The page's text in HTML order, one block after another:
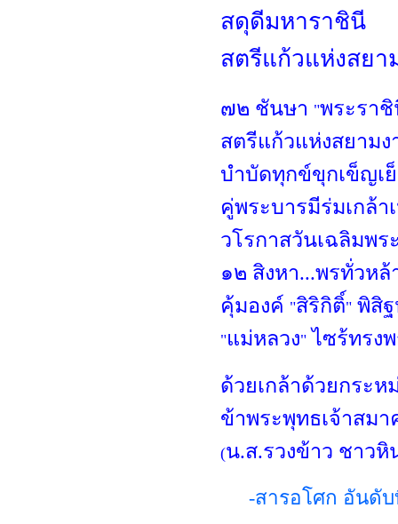
สดุดีมหาราชินี
สตรีแก้วแห่งสยา
๗๒ ชันษา "พระรา
สตรีแก้วแห่งสยาม
บำบัดทุกข์ขุกเข็ญเ
คู่พระบารมีร่มเกล้า
วโรกาสวันเฉลิมพ
๑๒ สิงหา...พรทั่วหล้
คุ้มองค์ "สิริกิติ์" พิสิ
"แม่หลวง" ไซร้ทรง
ด้วยเกล้าด้วยกระห
ข้าพระพุทธเจ้าสม
(น.ส.รวงข้าว ชาวหิ
-สารอโศก อันดั